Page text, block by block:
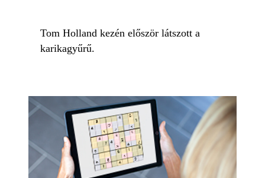
Tom Holland kezén először látszott a
karikagyűrű.